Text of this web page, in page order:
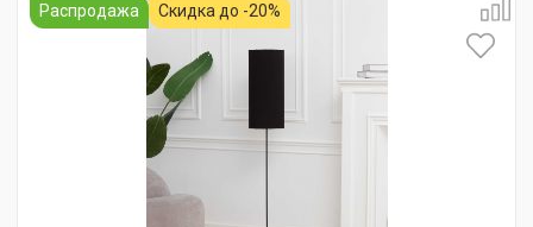
Распродажа Скидка до -20%